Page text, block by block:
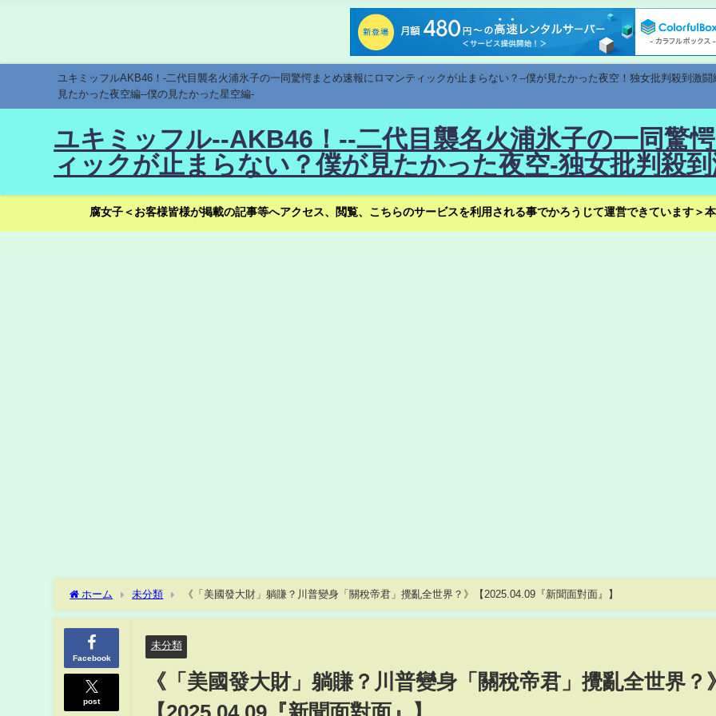
ユキミッフルAKB46！-二代目襲名火浦氷子の一同驚愕まとめ速報にロマンティックが止まらない？--僕が見たかった夜空！独女批判殺到激
見たかった夜空編--僕の見たかった星空編-
ユキミッフル--AKB46！--二代目襲名火浦氷子の一同驚
ィックが止まらない？僕が見たかった夜空-独女批判殺
腐女子＜お客様皆様が掲載の記事等へアクセス、閲覧、こちらのサービスを利用される事でかろうじて運営できています＞
ホーム 未分類 《「美國發大財」躺賺？川普變身「關稅帝君」攪亂全世界？》【2025.04.09『新聞面對面』】
Facebook
post
未分類
《「美國發大財」躺賺？川普變身「關稅帝君」攪亂全世界？
【2025.04.09『新聞面對面』】